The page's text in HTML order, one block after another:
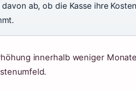
ab, ob die Kasse ihre
innerhalb weniger